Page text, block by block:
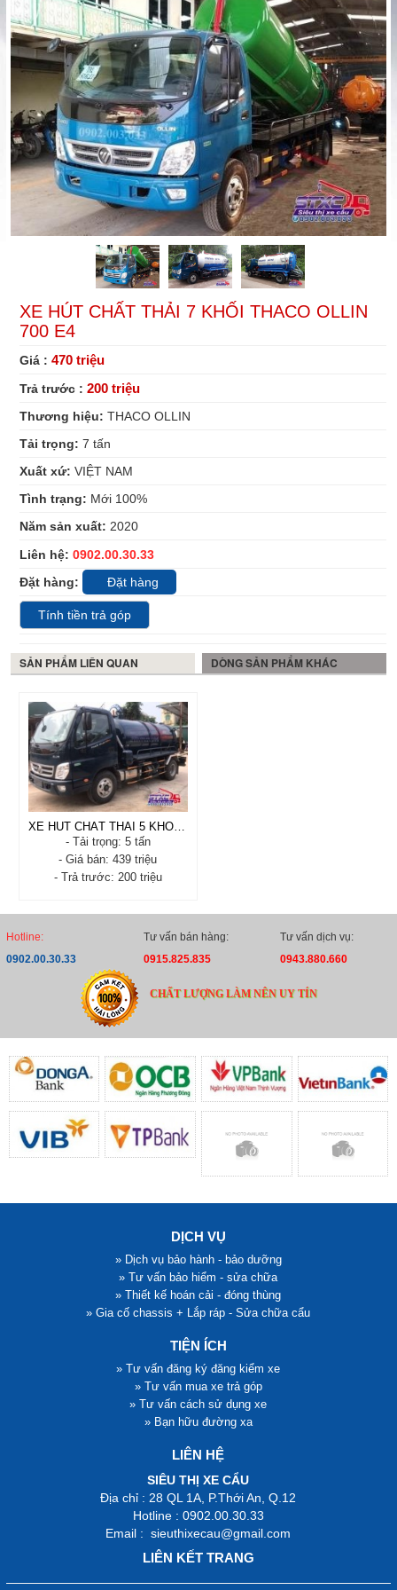
KHỐI
THACO
OLLIN
700
E4
THACO
OLLIN
700
E4
700
E4
XE HÚT CHẤT THẢI 7 KHỐI THACO OLLIN
700 E4
Giá : 470 triệu
Trả trước : 200 triệu
Thương hiệu: THACO OLLIN
Tải trọng: 7 tấn
Xuất xứ: VIỆT NAM
Tình trạng: Mới 100%
Năm sản xuất: 2020
Liên hệ: 0902.00.30.33
Đặt hàng:
Đặt hàng
Tính tiền trả góp
SẢN PHẨM LIÊN QUAN DÒNG SẢN PHẨM KHÁC
XE HÚT CHẤT THẢI 5 KHỐI THACO OLLIN 500 E4
- Tải trọng: 5 tấn
- Giá bán: 439 triệu
- Trả trước: 200 triệu
KHỐI THACO OLLIN 500
- Xuất xứ: VIỆT NAM
- Tình trạng: Mới 100%
- Năm sản xuất: 2020
- Tải trọng: 5 tấn
- Trả trước: 200 triệu
Hotline:
0902.00.30.33
Tư vấn bán hàng:
0915.825.835
Tư vấn dịch vụ:
0943.880.660
CHẤT LƯỢNG LÀM NÊN UY TÍN
DỊCH VỤ
» Dịch vụ bảo hành - bảo dưỡng
» Tư vấn bảo hiểm - sửa chữa
» Thiết kế hoán cải - đóng thùng
» Gia cố chassis + Lắp ráp - Sửa chữa cẩu
TIỆN ÍCH
» Tư vấn đăng ký đăng kiểm xe
» Tư vấn mua xe trả góp
» Tư vấn cách sử dụng xe
» Bạn hữu đường xa
LIÊN HỆ
SIÊU THỊ XE CẨU
Địa chỉ : 28 QL 1A, P.Thới An, Q.12
Hotline : 0902.00.30.33
Email : sieuthixecau@gmail.com
LIÊN KẾT TRANG